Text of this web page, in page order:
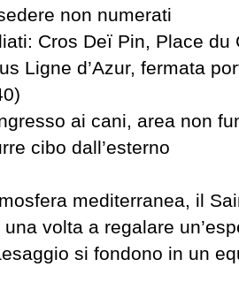
non numerati
Cros Deï Pin, Place du
Ligne d’Azur, fermata
ai cani, area non
cibo dall’esterno
mediterranea, il
volta a regalare
si fondono in un